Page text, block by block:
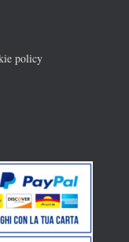
policy